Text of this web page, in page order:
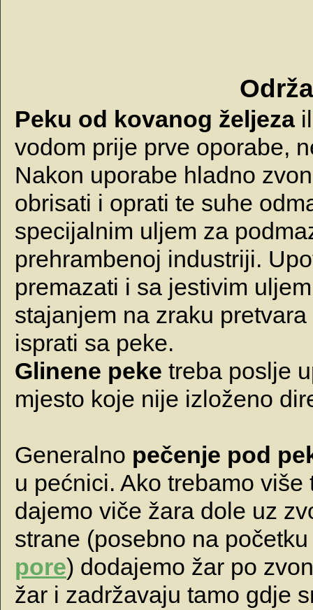
Peku od kovanog željeza
vodom prije prve oporabe,
Nakon uporabe hladno
obrisati i oprati te suhe
specijalnim uljem za
prehrambenoj industriji.
premazati i sa jestivim
stajanjem na zraku
isprati sa peke.
Glinene peke treba poslje
mjesto koje nije izloženo
Generalno pečenje pod
u pećnici. Ako trebamo
dajemo viče žara dole uz
strane (posebno na
pore) dodajemo žar po
žar i zadržavaju tamo gdje